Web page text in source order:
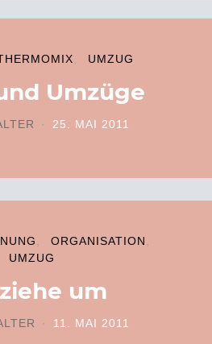
UMZUG
Umzüge
POSTED ON
25. MAI 2011
ORGANISATION
UMZUG
um
POSTED ON
11. MAI 2011